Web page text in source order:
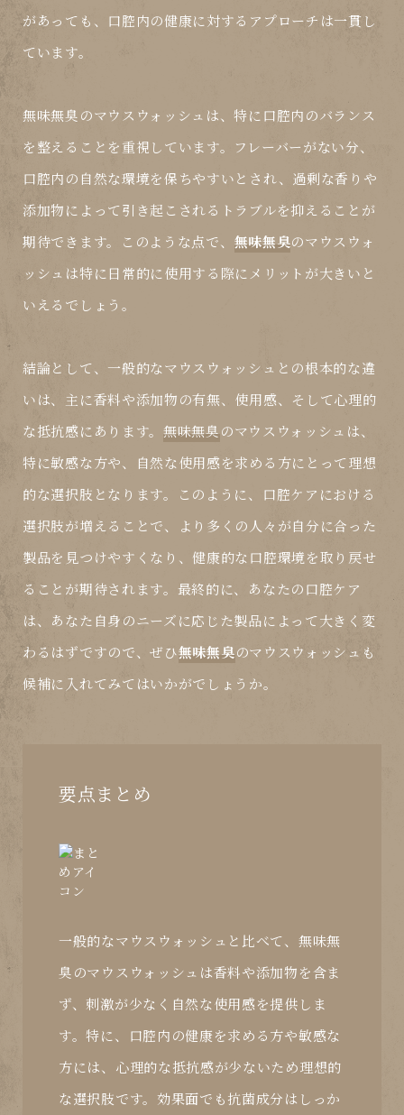
があっても、口腔内の健康に対するアプローチは一貫し
ています。
無味無臭のマウスウォッシュは、特に口腔内のバランス
を整えることを重視しています。フレーバーがない分、
口腔内の自然な環境を保ちやすいとされ、過剰な香りや
添加物によって引き起こされるトラブルを抑えることが
期待できます。このような点で、 無味無臭のマウスウォ
ッシュは特に日常的に使用する際にメリットが大きいと
いえるでしょう。
結論として、一般的なマウスウォッシュとの根本的な違
いは、主に香料や添加物の有無、使用感、そして心理的
な抵抗感にあります。 無味無臭のマウスウォッシュは、
特に敏感な方や、自然な使用感を求める方にとって理想
的な選択肢となります。このように、口腔ケアにおける
選択肢が増えることで、より多くの人々が自分に合った
製品を見つけやすくなり、健康的な口腔環境を取り戻せ
ることが期待されます。最終的に、あなたの口腔ケア
は、あなた自身のニーズに応じた製品によって大きく変
わるはずですので、ぜひ無味無臭のマウスウォッシュも
候補に入れてみてはいかがでしょうか。
要点まとめ
一般的なマウスウォッシュと比べて、無味無
臭のマウスウォッシュは香料や添加物を含ま
ず、刺激が少なく自然な使用感を提供しま
す。特に、口腔内の健康を求める方や敏感な
方には、心理的な抵抗感が少ないため理想的
な選択肢です。効果面でも抗菌成分はしっか